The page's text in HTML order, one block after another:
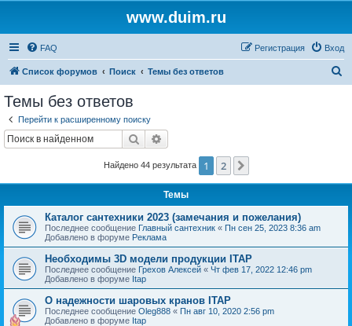
www.duim.ru
FAQ Вход
Регистрация
Список форумов Поиск Темы без ответов
Темы без ответов
Перейти к расширенному поиску
Поиск
Найдено 44 результата 1 2
Темы
Каталог сантехники 2023 (замечания и пожелания)
Последнее сообщение Главный сантехник « Пн сен 25, 2023 8:36 am
Добавлено в форуме Реклама
Необходимы 3D модели продукции ITAP
Последнее сообщение Грехов Алексей « Чт фев 17, 2022 12:46 pm
Добавлено в форуме Itap
О надежности шаровых кранов ITAP
Последнее сообщение Oleg888 « Пн авг 10, 2020 2:56 pm
Добавлено в форуме Itap